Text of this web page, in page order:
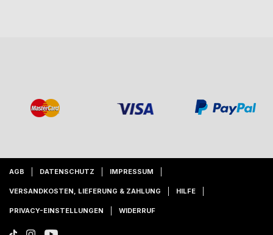
AGB DATENSCHUTZ IMPRESSUM
VERSANDKOSTEN, LIEFERUNG & ZAHLUNG HILFE
PRIVACY-EINSTELLUNGEN WIDERRUF